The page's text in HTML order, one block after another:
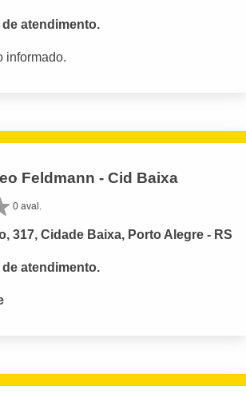
atendimento.
informado.
Feldmann - Cid Baixa
0 aval.
317, Cidade Baixa, Porto Alegre - RS
atendimento.